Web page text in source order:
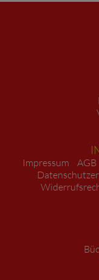
Impressum AGB